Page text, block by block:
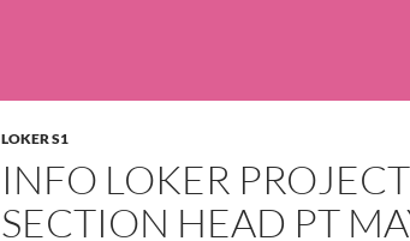
LOKER S1
INFO LOKER PROJECT
SECTION HEAD PT